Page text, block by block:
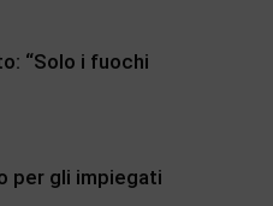
“Solo i fuochi
per gli impiegati